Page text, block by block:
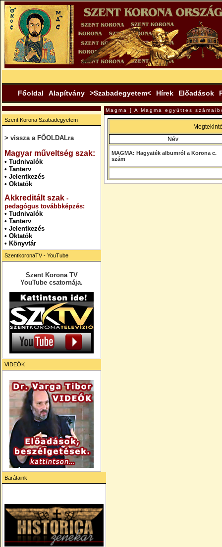
Főoldal Alapítvány >Szabadegyetem< Hírek Előadások
Szent Korona Szabadegyetem
> vissza a FŐOLDALra
Magyar műveltség szak:
• Tudnivalók
• Tanterv
• Jelentkezés
• Oktatók
Akkreditált szak -
pedagógus továbbképzés:
• Tudnivalók
• Tanterv
• Jelentkezés
• Oktatók
• Könyvtár
SzentkoronaTV - YouTube
Szent Korona TV
YouTube csatornája.
VIDEÓK
Barátaink
Magma [ A Magma együttes
Név
MAGMA: Hagyaték albumról a Korona c.
szám